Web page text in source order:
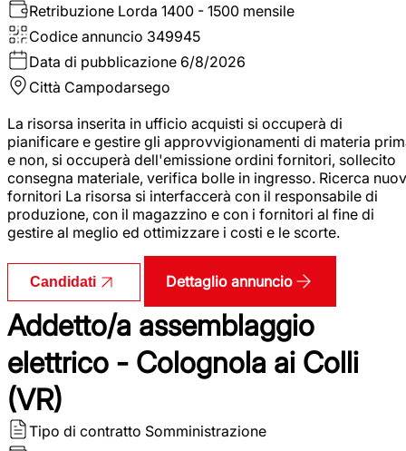
Retribuzione Lorda 1400 - 1500 mensile
Codice annuncio 349945
Data di pubblicazione 6/8/2026
Città Campodarsego
La risorsa inserita in ufficio acquisti si occuperà di
pianificare e gestire gli approvvigionamenti di materia
e non, si occuperà dell'emissione ordini fornitori, sollecito
consegna materiale, verifica bolle in ingresso. Ricerca
fornitori La risorsa si interfaccerà con il responsabile di
produzione, con il magazzino e con i fornitori al fine di
gestire al meglio ed ottimizzare i costi e le scorte.
Candidati Dettaglio annuncio
Addetto/a assemblaggio
elettrico - Colognola ai Colli
(VR)
Tipo di contratto Somministrazione